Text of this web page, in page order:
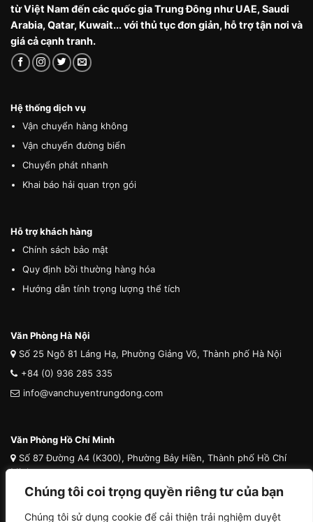
Chúng tôi coi trọng quyền riêng tư của bạn
Chúng tôi sử dụng cookie để cải thiện trải nghiệm duyệt
từ Việt Nam đến các quốc gia Trung Đông như UAE, Saudi
Arabia, Qatar, Kuwait... với thủ tục đơn giản, hỗ trợ tận nơi và
giá cả cạnh tranh.
Hệ thống dịch vụ
Vận chuyển hàng không
Vận chuyển đường biển
Chuyển phát nhanh
Khai báo hải quan trọn gói
Hỗ trợ khách hàng
Chính sách bảo mật
Quy định bồi thường hàng hóa
Hướng dẫn tính trọng lượng thể tích
Văn Phòng Hà Nội
Số 25 Ngõ 81 Láng Hạ, Phường Giảng Võ, Thành phố Hà Nội
+84 (0) 936 285 335
info@vanchuyentrungdong.com
Văn Phòng Hồ Chí Minh
Số 87 Đường A4 (K300), Phường Bảy Hiền, Thành phố Hồ Chí
Minh
+84 (0) 936 285 335
info@vanchuyentrungdong.com